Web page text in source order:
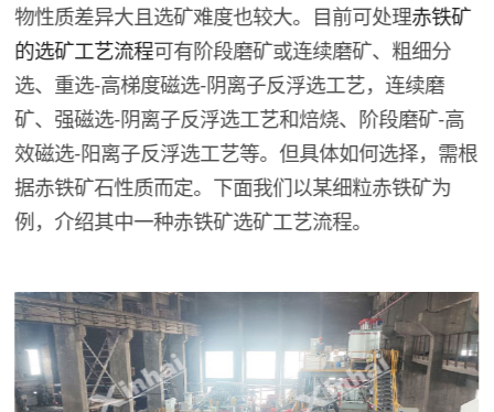
物性质差异大且选矿难度也较大。目前可处理赤铁矿
的选矿工艺流程可有阶段磨矿或连续磨矿、粗细分
选、重选-高梯度磁选-阴离子反浮选工艺，连续磨
矿、强磁选-阴离子反浮选工艺和焙烧、阶段磨矿-高
效磁选-阳离子反浮选工艺等。但具体如何选择，需根
据赤铁矿石性质而定。下面我们以某细粒赤铁矿为
例，介绍其中一种赤铁矿选矿工艺流程。